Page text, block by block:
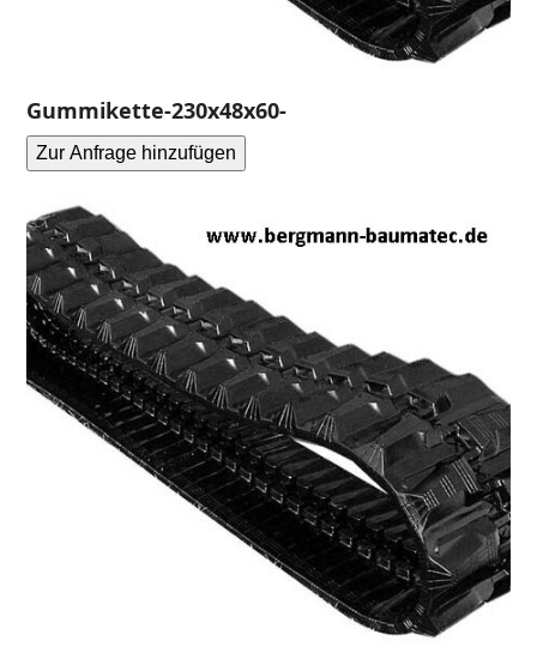
Gummikette-230x48x60-
Zur Anfrage hinzufügen